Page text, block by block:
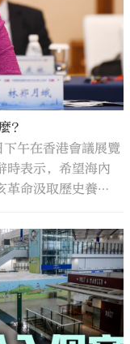
？
午在香港會議展覽
時表示，希望海內
革命汲取歷史養